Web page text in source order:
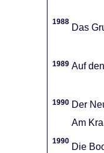
1988
Das
1989 Auf
1990 Der
Am
1990
Die